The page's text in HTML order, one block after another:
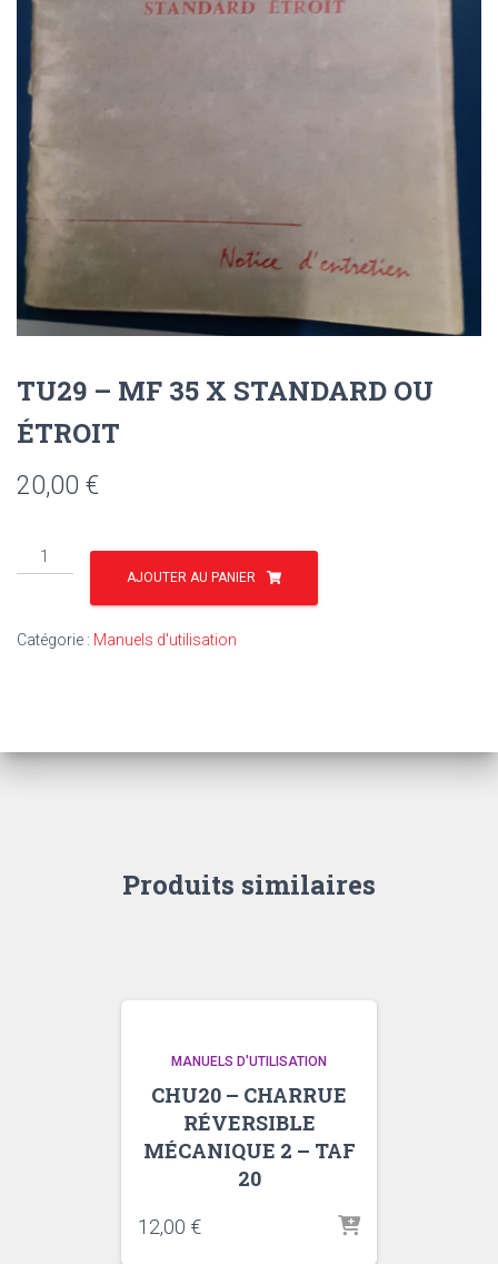
TU29 – MF 35 X STANDARD OU
ÉTROIT
20,00 €
quantité
de
MF
AJOUTER AU PANIER
Catégorie : Manuels d'utilisation
Produits similaires
MANUELS D'UTILISATION
CHU20 – CHARRUE
RÉVERSIBLE
MÉCANIQUE 2 – TAF
20
12,00 €